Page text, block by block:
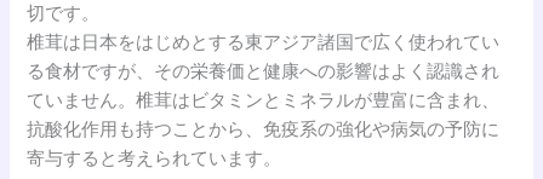
切です。
椎茸は日本をはじめとする東アジア諸国で広く使われてい
る食材ですが、その栄養価と健康への影響はよく認識され
ていません。椎茸はビタミンとミネラルが豊富に含まれ、
抗酸化作用も持つことから、免疫系の強化や病気の予防に
寄与すると考えられています。